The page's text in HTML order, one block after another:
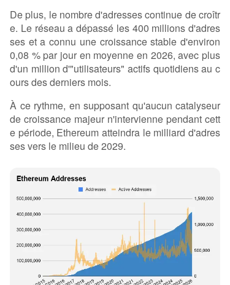
De plus, le nombre d'adresses continue de croîtr
e. Le réseau a dépassé les 400 millions d'adres
ses et a connu une croissance stable d'environ
0,08 % par jour en moyenne en 2026, avec plus
d'un million d'"utilisateurs" actifs quotidiens au c
ours des derniers mois.
À ce rythme, en supposant qu'aucun catalyseur
de croissance majeur n'intervienne pendant cett
e période, Ethereum atteindra le milliard d'adres
ses vers le milieu de 2029.